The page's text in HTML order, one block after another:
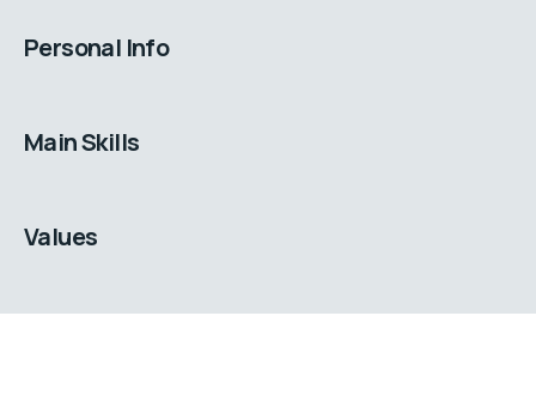
Personal Info
Main Skills
Values